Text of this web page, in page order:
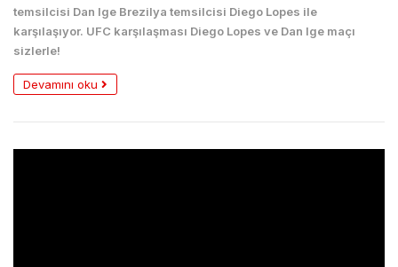
temsilcisi Dan Ige Brezilya temsilcisi Diego Lopes ile
karşılaşıyor. UFC karşılaşması Diego Lopes ve Dan Ige maçı
sizlerle!
Devamını oku